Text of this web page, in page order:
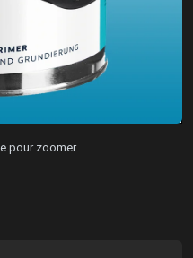
pour zoomer